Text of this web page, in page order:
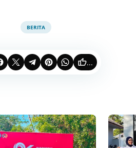
BERITA
...